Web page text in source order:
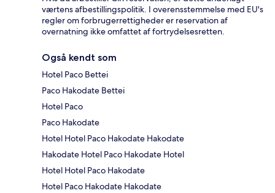
værtens afbestillingspolitik. I overensstemmelse med EU's
regler om forbrugerrettigheder er reservation af
overnatning ikke omfattet af fortrydelsesretten.
Også kendt som
Hotel Paco Bettei
Paco Hakodate Bettei
Hotel Paco
Paco Hakodate
Hotel Hotel Paco Hakodate Hakodate
Hakodate Hotel Paco Hakodate Hotel
Hotel Hotel Paco Hakodate
Hotel Paco Hakodate Hakodate